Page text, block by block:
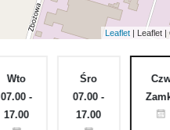
Leaflet | Leaflet |
Wto
07.00 -
17.00
Śro
07.00 -
17.00